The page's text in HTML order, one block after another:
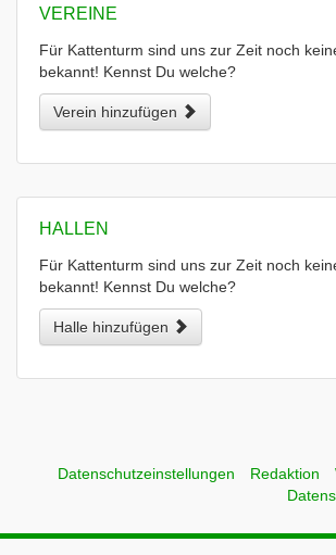
VEREINE
Für Kattenturm sind uns zur Zeit noch
bekannt! Kennst Du welche?
Verein hinzufügen
HALLEN
Für Kattenturm sind uns zur Zeit noch
bekannt! Kennst Du welche?
Halle hinzufügen
Datenschutzeinstellungen Redaktion